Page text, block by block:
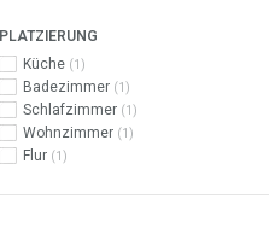
PLATZIERUNG
Küche (1)
Badezimmer (1)
Schlafzimmer (1)
Wohnzimmer (1)
Flur (1)